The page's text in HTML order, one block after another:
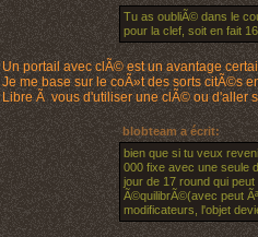
Tu as oubliÃ© dans le
pour la clef, soit en fait
Un portail avec clÃ© est un avantage
Je me base sur le coÃ»t des sorts citÃ©s
Libre Ã vous d'utiliser une clÃ© ou d'aller
blobteam a écrit:
bien que si tu veux
000 fixe avec une seule
jour de 17 round qui
Ã©quilibrÃ©(avec peut
modificateurs, l'objet